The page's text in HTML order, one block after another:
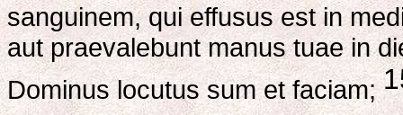
sanguinem, qui effusus est in
aut praevalebunt manus tuae in
Dominus locutus sum et faciam;